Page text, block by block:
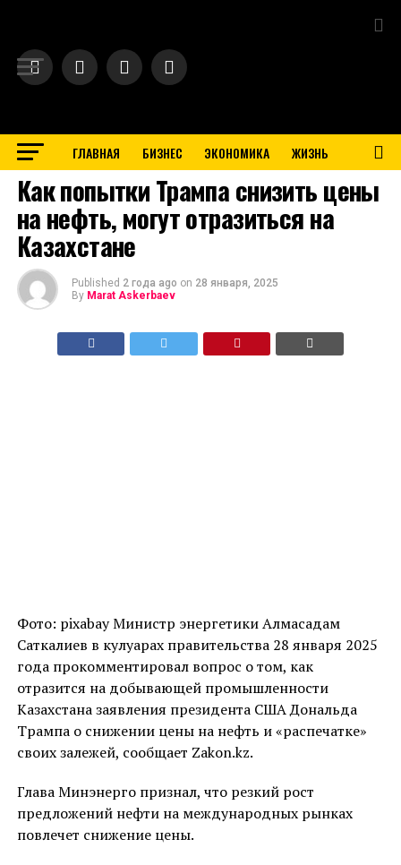
ГЛАВНАЯ БИЗНЕС ЭКОНОМИКА ЖИЗНЬ
BUSINESS
Как попытки Трампа снизить цены
на нефть, могут отразиться на
Казахстане
Published 2 года ago on 28 января, 2025
By Marat Askerbaev
Фото: pixabay Министр энергетики Алмасадам
Саткалиев в кулуарах правительства 28 января 2025
года прокомментировал вопрос о том, как
отразится на добывающей промышленности
Казахстана заявления президента США Дональда
Трампа о снижении цены на нефть и «распечатке»
своих залежей, сообщает Zakon.kz.
Глава Минэнерго признал, что резкий рост
предложений нефти на международных рынках
повлечет снижение цены.